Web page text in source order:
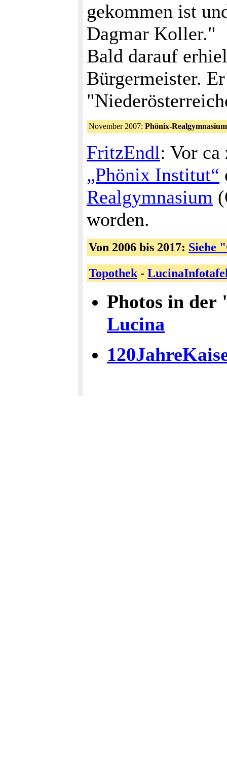
gekommen ist
Dagmar Koller."
Bald darauf
Bürgermeister.
November 2007: Phönix-
FritzEndl: Vor ca
„Phönix Institut“
Realgymnasium
worden.
Von 2006 bis 2017: Siehe
Topothek -
Photos in der
Lucina